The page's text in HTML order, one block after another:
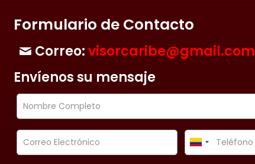
Formulario de Contacto
Correo:visorcaribe@gmail.com
Envíenos su mensaje